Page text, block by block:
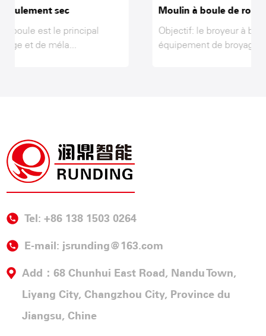
Moulin à boule de roulement mouillé
Objectif: le broyeur à boulets est le principal
équipement de broyage et de m...
Tel: +86 138 1503 0264
E-mail: jsrunding@163.com
Add：68 Chunhui East Road, Nandu Town,
Liyang City, Changzhou City, Province du
Jiangsu, Chine